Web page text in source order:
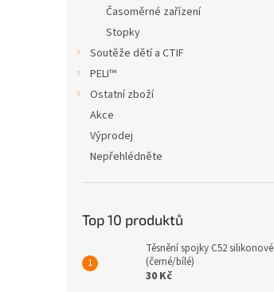
Časoměrné zařízení
Stopky
Soutěže dětí a CTIF
PELI™
Ostatní zboží
Akce
Výprodej
Nepřehlédněte
Top 10 produktů
Těsnění spojky C52 silikonové
(černé/bílé)
30 Kč